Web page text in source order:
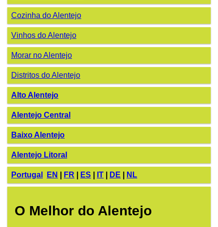
Cozinha do Alentejo
Vinhos do Alentejo
Morar no Alentejo
Distritos do Alentejo
Alto Alentejo
Alentejo Central
Baixo Alentejo
Alentejo Litoral
Portugal EN FR ES IT DE NL
O Melhor do Alentejo